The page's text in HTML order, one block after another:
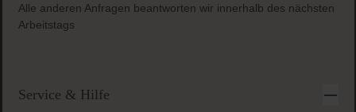
Alle anderen Anfragen beantworten wir innerhalb des nächsten
Arbeitstags
Service & Hilfe